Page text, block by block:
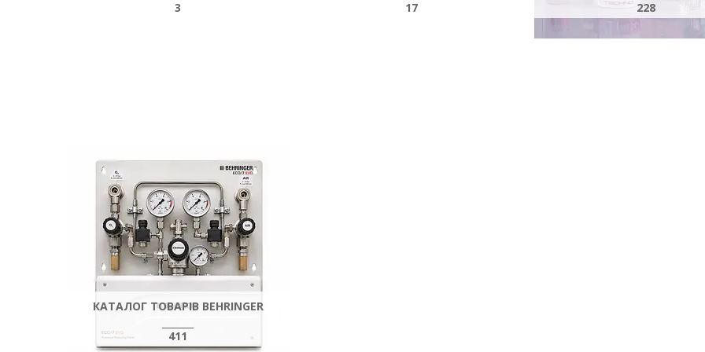
3 17 228
КАТАЛОГ ТОВАРІВ BEHRINGER
411